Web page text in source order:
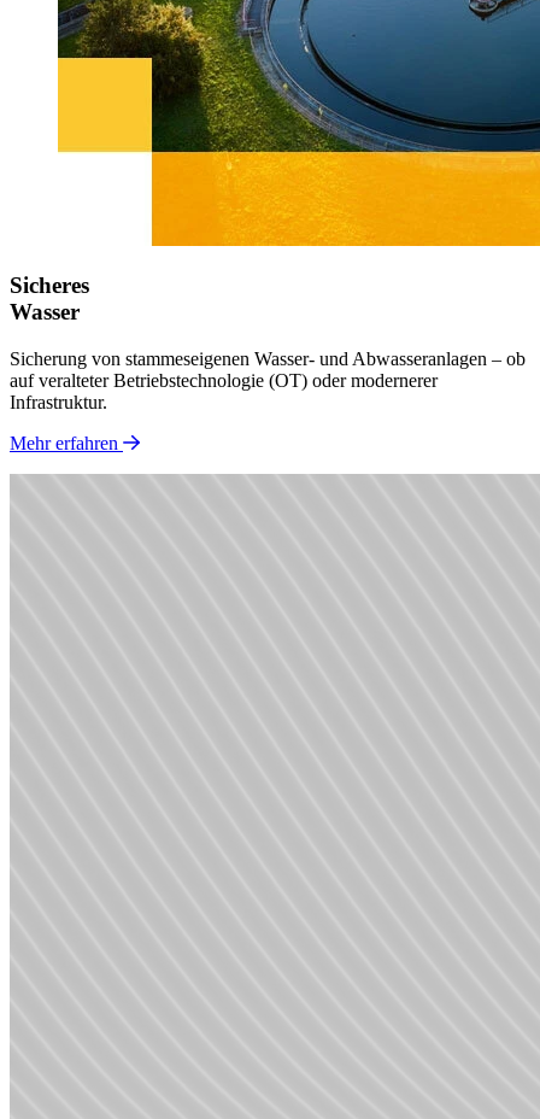
Sicheres
Wasser
Sicherung von stammeseigenen Wasser- und Abwasseranlagen – ob
auf veralteter Betriebstechnologie (OT) oder modernerer
Infrastruktur.
Mehr erfahren